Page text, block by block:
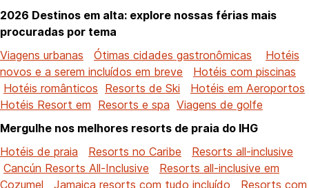
2026 Destinos em alta: explore nossas férias mais
procuradas por tema
Viagens urbanas
Ótimas cidades gastronômicas
Hotéis
novos e a serem incluídos em breve
Hotéis com piscinas
Hotéis românticos Resorts de Ski
Hotéis em Aeroportos
Hotéis Resort em Resorts e spa Viagens de golfe
Mergulhe nos melhores resorts de praia do IHG
Hotéis de praia
Resorts no Caribe
Resorts all-inclusive
Cancún Resorts All-Inclusive
Resorts all-inclusive em
Cozumel
Jamaica resorts com tudo incluído
Resorts com